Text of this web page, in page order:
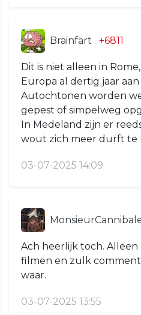
Brainfart +6811
Dit is niet alleen in
Europa al dertig jaar
Autochtonen worden
gepest of simpelweg
In Medeland zijn er
wout zich meer durft te
03-07-2025 14:09
Ach heerlijk toch.
filmen en zulk
waar.
03-07-2025 13:55